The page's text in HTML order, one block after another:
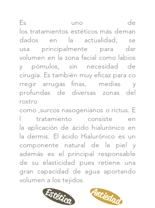
Es uno de
los tratamientos estéticos más deman
dados en la actualidad, se
usa principalmente para dar
volumen en la zona facial como labios
y pómulos, sin necesidad de
cirugía. Es también muy eficaz para co
rregir arrugas finas, medias y
profundas de diversas zonas del
rostro
como ,surcos nasogenianos o rictus. E
l tratamiento consiste en
la aplicación de ácido hialurónico en
la dermis. El ácido Hialurónico es un
componente natural de la piel y
además es el principal responsable
de su elasticidad pues retiene una
gran capacidad de agua aportando
volumen a los tejidos.
Estética Antiedad